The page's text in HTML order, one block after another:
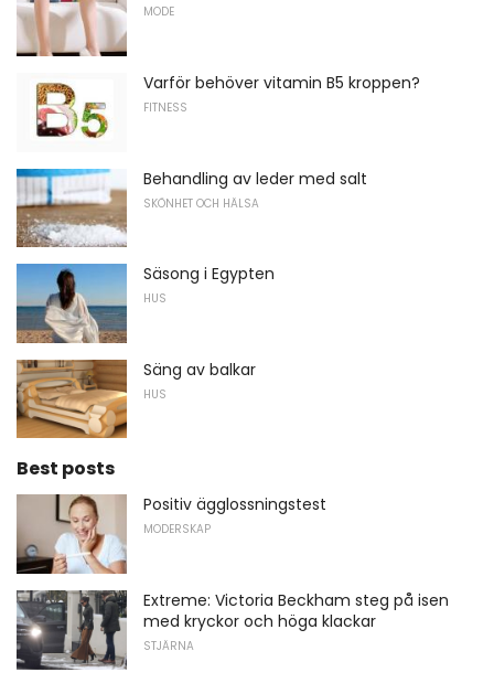
MODE
Varför behöver vitamin B5 kroppen?
FITNESS
Behandling av leder med salt
SKÖNHET OCH HÄLSA
Säsong i Egypten
HUS
Säng av balkar
HUS
Best posts
Positiv ägglossningstest
MODERSKAP
Extreme: Victoria Beckham steg på isen
med kryckor och höga klackar
STJÄRNA